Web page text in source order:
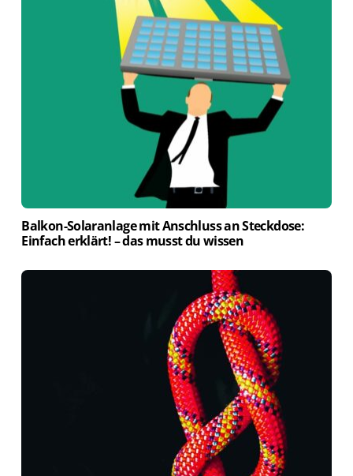
Balkon-Solaranlage mit Anschluss an Steckdose:
Einfach erklärt! – das musst du wissen